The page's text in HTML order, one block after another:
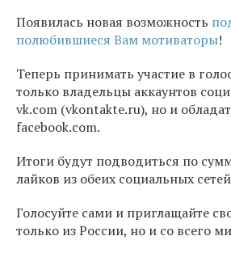
Появилась новая возможность
полюбившиеся Вам мотиваторы!
Теперь принимать участие в
только владельцы аккаунтов
vk.com (vkontakte.ru), но и
facebook.com.
Итоги будут подводиться по
лайков из обеих социальных
Голосуйте сами и приглащайте
только из России, но и со всего